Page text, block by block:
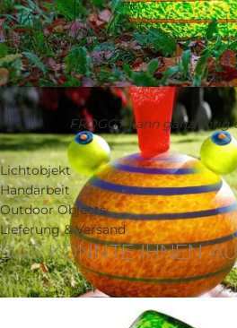
FROGGY kann ganzjährig
Lichtobjekt
Handarbeit
Outdoor Objects
Lieferung & Versand
DAS KÖNNTE IHNEN